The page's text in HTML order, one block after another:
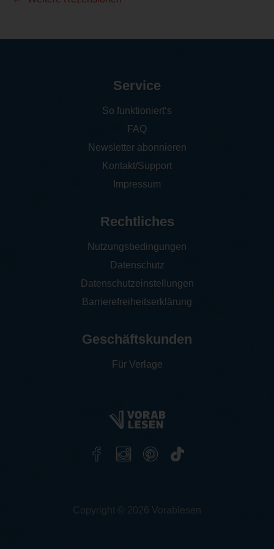
Service
So funktioniert‘s
FAQ
Newsletter abonnieren
Kontakt/Support
Impressum
Rechtliches
Nutzungsbedingungen
Datenschutz
Datenschutzeinstellungen
Barrierefreiheitserklärung
Geschäftskunden
Für Verlage
Copyright © 2026 Vorablesen